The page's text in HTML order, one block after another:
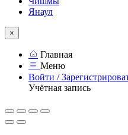
Янаул
×
Главная
Меню
Войти /
Учётная запись